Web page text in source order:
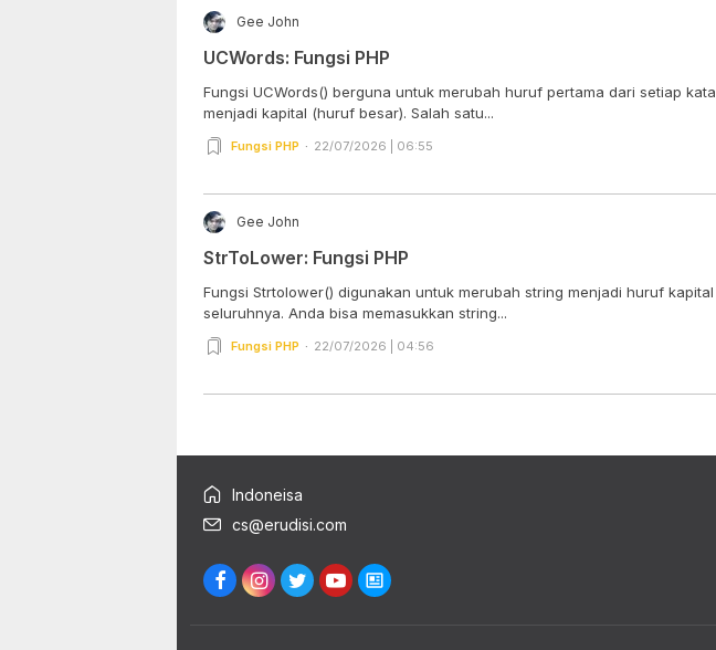
Gee John
UCWords: Fungsi PHP
Fungsi UCWords() berguna untuk merubah huruf pertama dari setiap kata
menjadi kapital (huruf besar). Salah satu...
Fungsi PHP 22/07/2026 | 06:55
Gee John
StrToLower: Fungsi PHP
Fungsi Strtolower() digunakan untuk merubah string menjadi huruf kapital
seluruhnya. Anda bisa memasukkan string...
Fungsi PHP 22/07/2026 | 04:56
Indoneisa
cs@erudisi.com